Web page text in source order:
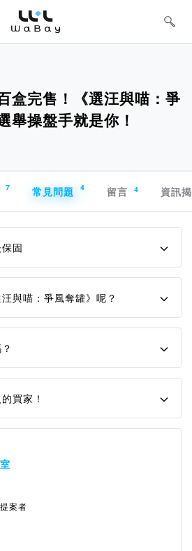
WaBay 挖貝 | 台灣最值得信賴的群眾
集資 / 群眾募資平台
盒完售！《選汪與喵：爭
操盤手就是你！
7 常見問題 4 留言 4 資訊
固
與喵：爭風奪罐》呢？
買家！
案者